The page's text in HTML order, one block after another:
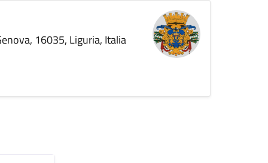
16035, Liguria, Italia